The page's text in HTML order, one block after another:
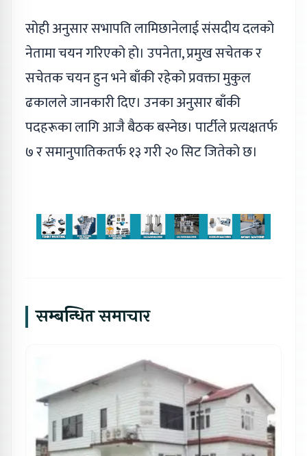
सोही अनुसार सभापति लामिछानेलाई संसदीय दलको
नेतामा चयन गरिएको हो। उपनेता, प्रमुख सचेतक र
सचेतक चयन हुन भने बाँकी रहेको प्रवक्ता मुकुल
ढकालले जानकारी दिए। उनका अनुसार बाँकी
पदहरूका लागि आजै बैठक बस्नेछ। पार्टीले प्रत्यक्षतर्फ
७ र समानुपातिकतर्फ १३ गरी २० सिट जितेको छ।
सम्बन्धित समाचार